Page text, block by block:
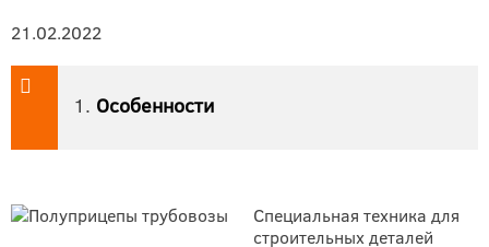
21.02.2022
Особенности
Специальная техника для
строительных деталей